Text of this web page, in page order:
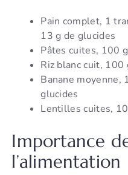
Pain complet, 1
13 g de glucides
Pâtes cuites, 100
Riz blanc cuit,
Banane moyenne,
glucides
Lentilles cuites,
Importance
l’alimentation